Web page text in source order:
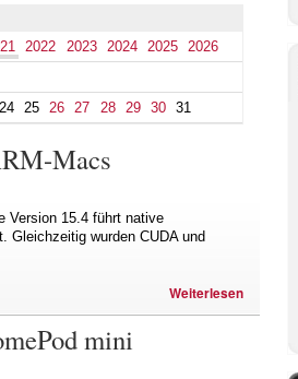
2022 2023 2024 2025
2026
24 25 26 27 28 29 30 31
Macs
Version 15.4 führt native
Gleichzeitig wurden CUDA und
Weiterlesen
mini